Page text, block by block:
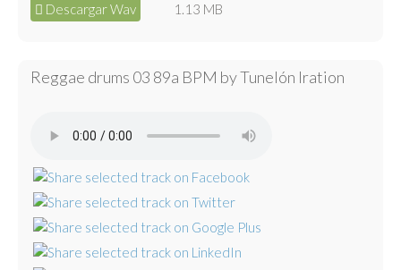
Descargar Wav 1.13 MB
Reggae drums 03 89a BPM by Tunelón Iration